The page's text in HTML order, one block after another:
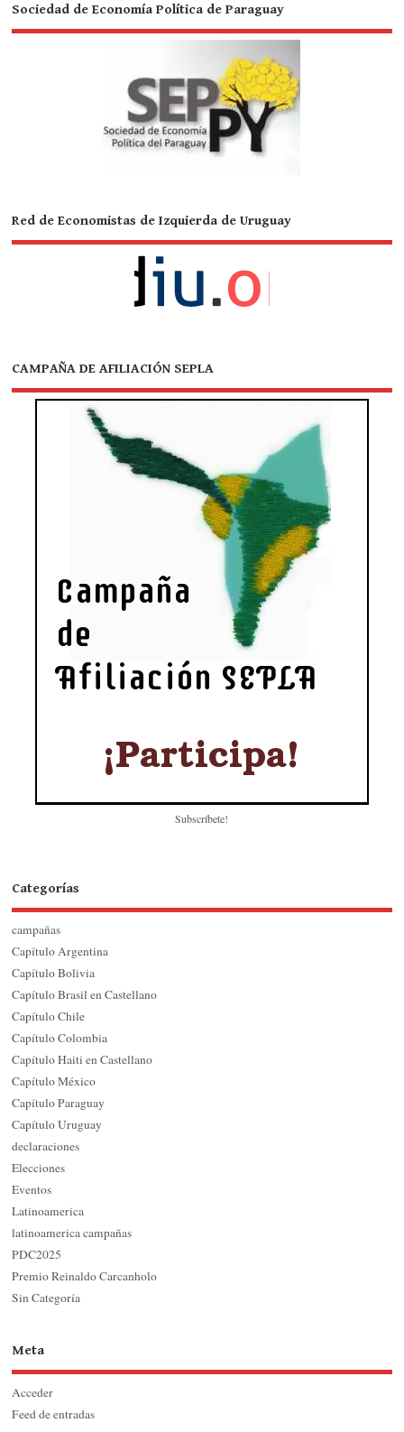
Sociedad de Economía Política de Paraguay
Red de Economistas de Izquierda de Uruguay
CAMPAÑA DE AFILIACIÓN SEPLA
Subscríbete!
Categorías
campañas
Capítulo Argentina
Capítulo Bolivia
Capítulo Brasil en Castellano
Capítulo Chile
Capítulo Colombia
Capítulo Haiti en Castellano
Capítulo México
Capítulo Paraguay
Capítulo Uruguay
declaraciones
Elecciones
Eventos
Latinoamerica
latinoamerica campañas
PDC2025
Premio Reinaldo Carcanholo
Sin Categoría
Meta
Acceder
Feed de entradas